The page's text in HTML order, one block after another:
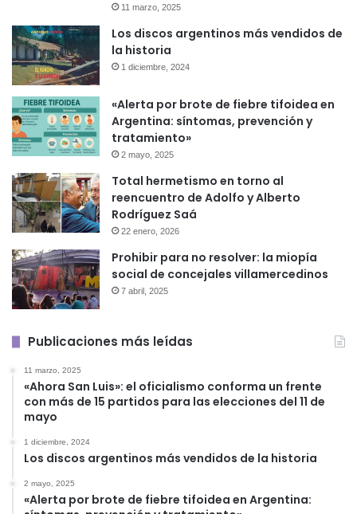
11 marzo, 2025
Los discos argentinos más vendidos de
la historia
1 diciembre, 2024
«Alerta por brote de fiebre tifoidea en
Argentina: síntomas, prevención y
tratamiento»
2 mayo, 2025
Total hermetismo en torno al
reencuentro de Adolfo y Alberto
Rodríguez Saá
22 enero, 2026
Prohibir para no resolver: la miopía
social de concejales villamercedinos
7 abril, 2025
Publicaciones más leídas
11 marzo, 2025
«Ahora San Luis»: el oficialismo conforma un frente
con más de 15 partidos para las elecciones del 11 de
mayo
1 diciembre, 2024
Los discos argentinos más vendidos de la historia
2 mayo, 2025
«Alerta por brote de fiebre tifoidea en Argentina: